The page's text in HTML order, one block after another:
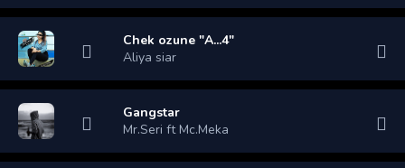
Chek ozune "A...4"
Aliya siar
Gangstar
Mr.Seri ft Mc.Meka